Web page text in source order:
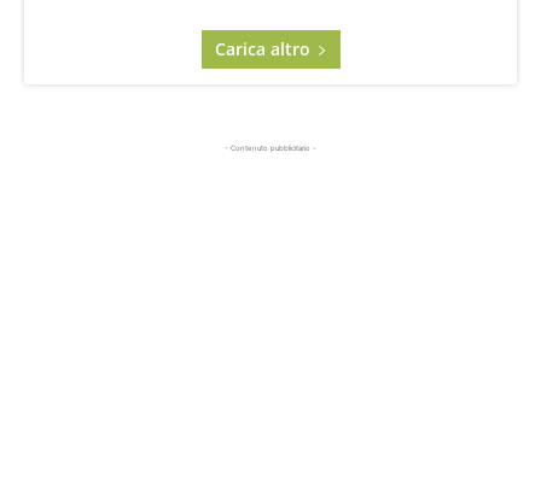
Carica altro
- Contenuto pubblicitario -